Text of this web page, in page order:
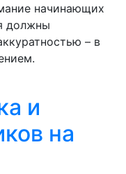
начинающих
должны
– в
и
на